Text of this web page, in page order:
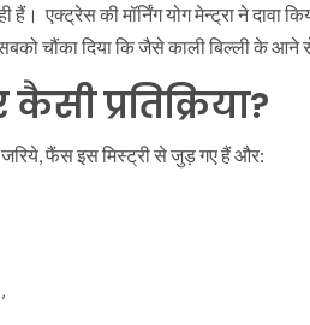
हैं। एक्ट्रेस की मॉर्निंग योग मेन्ट्रा ने दावा
चौंका दिया कि जैसे काली बिल्ली के
प्रतिक्रिया?
फैंस इस मिस्ट्री से जुड़ गए हैं और: